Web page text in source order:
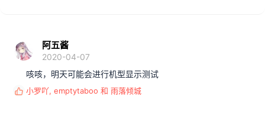
阿五酱
2020-04-07
咳咳，明天可能会进行机型显示测试
反 小罗吖, emptytaboo 和 雨落倾城